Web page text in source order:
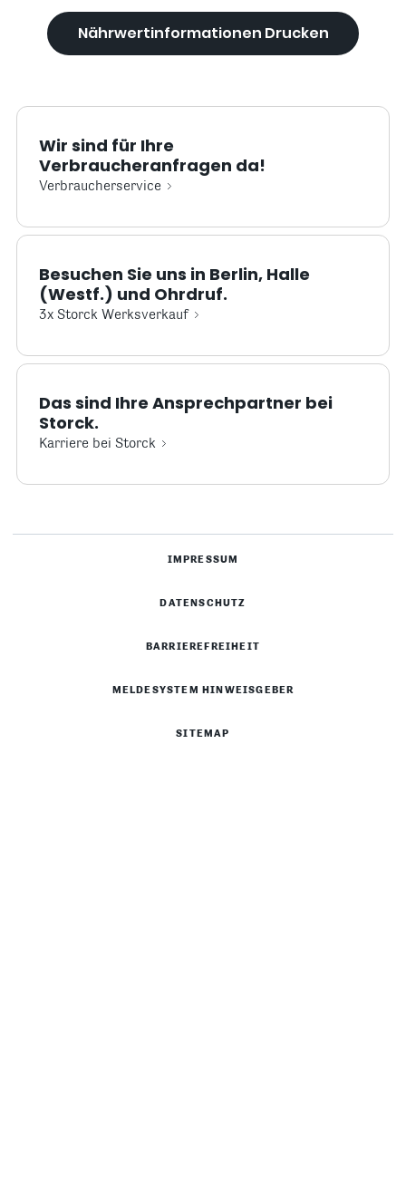
Nährwertinformationen Drucken
Wir sind für Ihre
Verbraucheranfragen da!
Verbraucherservice
Besuchen Sie uns in Berlin, Halle
(Westf.) und Ohrdruf.
3x Storck Werksverkauf
Das sind Ihre Ansprechpartner bei
Storck.
Karriere bei Storck
IMPRESSUM
DATENSCHUTZ
BARRIEREFREIHEIT
MELDESYSTEM HINWEISGEBER
SITEMAP